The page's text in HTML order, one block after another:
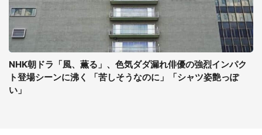
NHK朝ドラ「風、薫る」、色気ダダ漏れ俳優の強烈インパク
ト登場シーンに沸く 「苦しそうなのに」「シャツ姿艶っぽ
い」